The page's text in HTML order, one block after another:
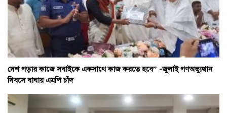
দেশ গড়ার কাজে সবাইকে একসাথে কাজ করতে হবে” -জুলাই গণঅভ্যুত্থান
দিবসে বাঘায় এমপি চাঁদ